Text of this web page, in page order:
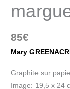
85€
Mary
Graphite sur
Image: 19,5 x 24